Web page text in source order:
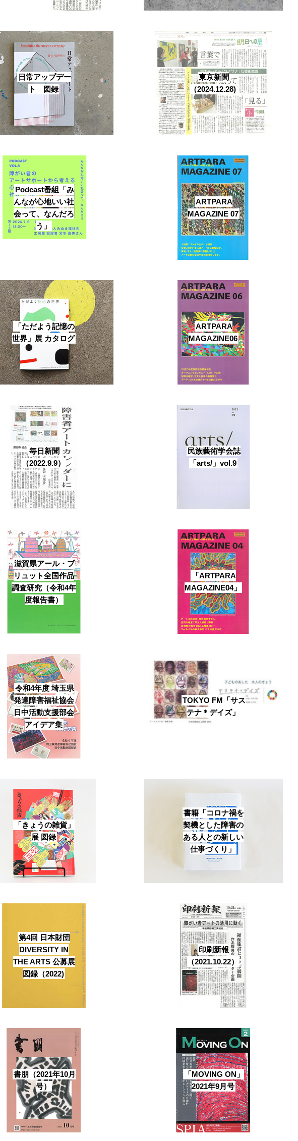
日常アップデー
ト 図録
東京新聞
（2024.12.28)
Podcast番組「み
んなが心地いい社
会って、なんだろ
う」
ARTPARA
MAGAZINE 07
「ただよう記憶の
世界」展 カタログ
ARTPARA
MAGAZINE06
毎日新聞
（2022.9.9）
民族藝術学会誌
「arts/」vol.9
滋賀県アール・ブ
リュット全国作品
調査研究（令和4年
度報告書）
「ARTPARA
MAGAZINE04」
令和4年度 埼玉県
発達障害福祉協会
日中活動支援部会
アイデア集
TOKYO FM「サス
テナ＊デイズ」
「きょうの雑貨」
展 図録
書籍「コロナ禍を
契機とした障害の
ある人との新しい
仕事づくり」
第4回 日本財団
DIVERSITY IN
THE ARTS 公募展
図録（2022)
印刷新報
（2021.10.22）
書朋（2021年10月
号）
「MOVING ON」
2021年9月号